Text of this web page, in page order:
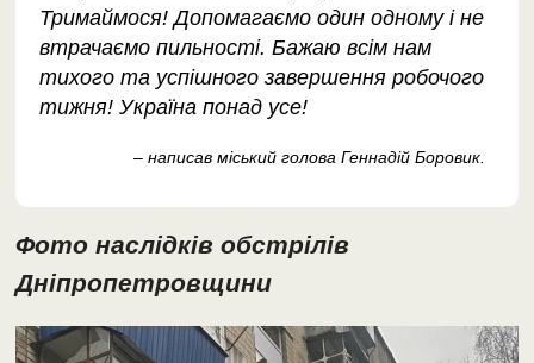
Тримаймося! Допомагаємо один одному і не
втрачаємо пильності. Бажаю всім нам
тихого та успішного завершення робочого
тижня! Україна понад усе!
– написав міський голова Геннадій Боровик.
Фото наслідків обстрілів
Дніпропетровщини